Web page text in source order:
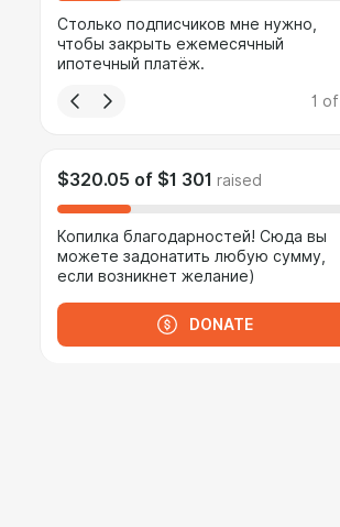
Столько подписчиков мне нужно,
чтобы закрыть ежемесячный
ипотечный платёж.
1 of
$320.05 of $1 301 raised
Копилка благодарностей! Сюда вы
можете задонатить любую сумму,
если возникнет желание)
DONATE